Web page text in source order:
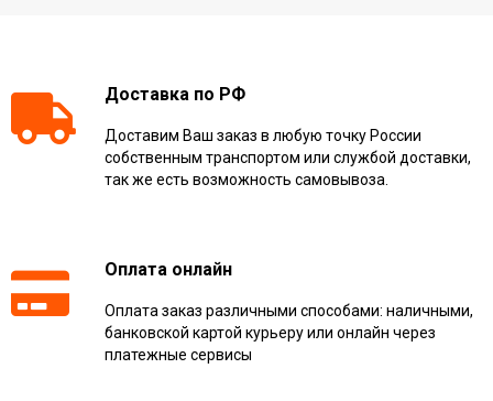
Доставка по РФ
Доставим Ваш заказ в любую точку России
собственным транспортом или службой доставки,
так же есть возможность самовывоза.
Оплата онлайн
Оплата заказ различными способами: наличными,
банковской картой курьеру или онлайн через
платежные сервисы